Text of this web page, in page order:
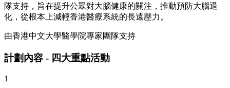
隊支持，旨在提升公眾對大腦健康的關注，推動預防大腦退
化，從根本上減輕香港醫療系統的長遠壓力。
由香港中文大學醫學院專家團隊支持
計劃內容 - 四大重點活動
1